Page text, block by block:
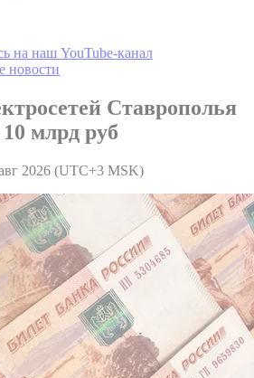
на наш YouTube-канал
новости
Ставрополья
млрд руб
2026 (UTC+3 MSK)